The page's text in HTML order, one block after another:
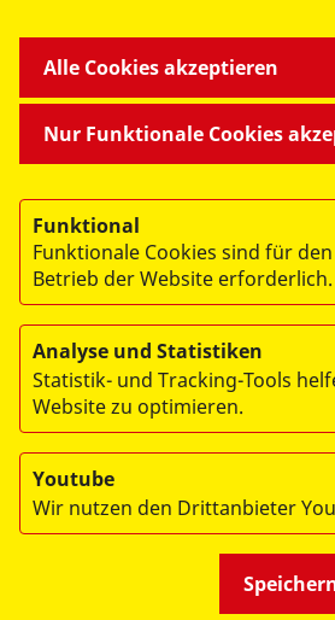
MITMACHEN & HELFEN
BESONDERE PROJEKTE
© 2026 ASB Dresden & Kamenz
Impressum
Datenschutz
Hinweisgebersystem
Nur Funktionale Cookies
Alle Cookies akzeptieren
Funktional
Funktionale Cookies sind für
Betrieb der Website erforderlich.
Analyse und Statistiken
Statistik- und Tracking-Tools
Website zu optimieren.
Youtube
Wir nutzen den Drittanbieter